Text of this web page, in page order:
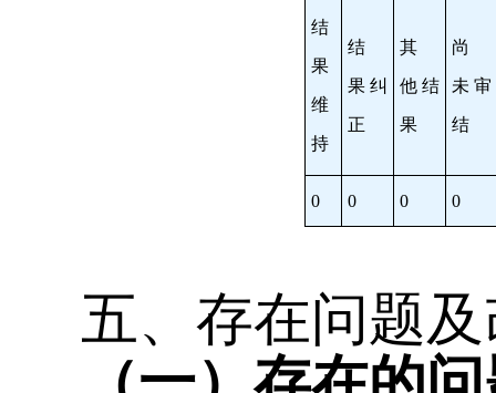
结
果
维
持
结
果 纠
正
其
他 结
果
尚
未 审
结
0 0 0 0
五、存在问题